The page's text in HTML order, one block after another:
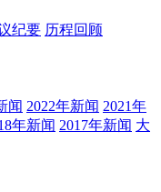
纪要 历程回顾
闻 2022年新闻 2021年
年新闻 2017年新闻 大